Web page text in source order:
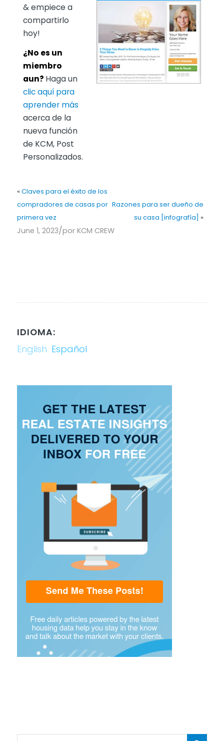
& empiece a
compartirlo
hoy!
¿No es un
miembro
aun? Haga un
clic aquí para
aprender más
acerca de la
nueva función
de KCM, Post
Personalizados.
« Claves para el éxito de los
compradores de casas por
primera vez
Razones para ser dueño de
su casa [infografía] »
June 1, 2023/por KCM CREW
IDIOMA:
English Español